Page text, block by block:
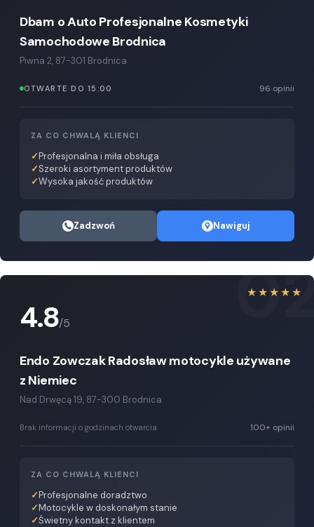
Dbam o Auto Profesjonalne Kosmetyki
Samochodowe Brodnica
Piwna 2, 87-301 Brodnica
OTWARTE DO 15:00 96 opinii
ZA CO CHWALĄ KLIENCI
Profesjonalna i miła obsługa
Szeroki asortyment produktów
Wysoka jakość produktów
Zadzwoń Nawiguj
★★★★★
4.8/5
Endo Zowczak Radosław motocykle używane
z Niemiec
Nad Drwęcą 19, 87-300 Brodnica
Brak informacji o godzinach otwarcia 100+ opinii
ZA CO CHWALĄ KLIENCI
Profesjonalne doradztwo
Motocykle w doskonałym stanie
Świetny kontakt z klientem